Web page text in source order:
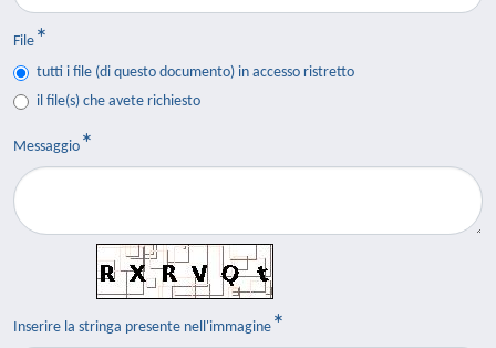
File
tutti i file (di questo documento) in accesso ristretto
il file(s) che avete richiesto
Messaggio
Inserire la stringa presente nell'immagine